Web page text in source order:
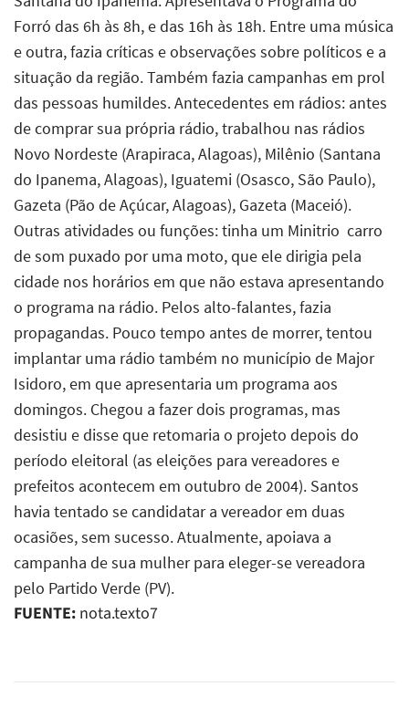
Forró das 6h às 8h, e das 16h às 18h. Entre uma música
e outra, fazia críticas e observações sobre políticos e a
situação da região. Também fazia campanhas em prol
das pessoas humildes. Antecedentes em rádios: antes
de comprar sua própria rádio, trabalhou nas rádios
Novo Nordeste (Arapiraca, Alagoas), Milênio (Santana
do Ipanema, Alagoas), Iguatemi (Osasco, São Paulo),
Gazeta (Pão de Açúcar, Alagoas), Gazeta (Maceió).
Outras atividades ou funções: tinha um Minitrio  carro
de som puxado por uma moto, que ele dirigia pela
cidade nos horários em que não estava apresentando
o programa na rádio. Pelos alto-falantes, fazia
propagandas. Pouco tempo antes de morrer, tentou
implantar uma rádio também no município de Major
Isidoro, em que apresentaria um programa aos
domingos. Chegou a fazer dois programas, mas
desistiu e disse que retomaria o projeto depois do
período eleitoral (as eleições para vereadores e
prefeitos acontecem em outubro de 2004). Santos
havia tentado se candidatar a vereador em duas
ocasiões, sem sucesso. Atualmente, apoiava a
campanha de sua mulher para eleger-se vereadora
pelo Partido Verde (PV).
FUENTE: nota.texto7